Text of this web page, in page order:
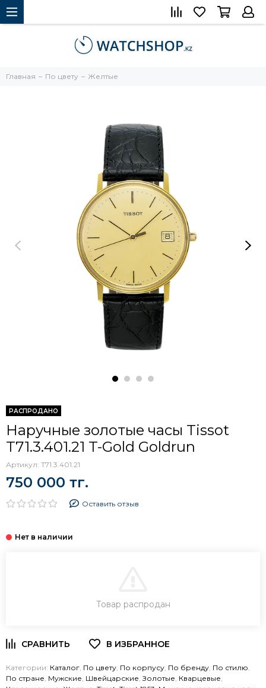
Главная По цвету Желтые
РАСПРОДАНО
Наручные золотые часы Tissot
T71.3.401.21 T-Gold Goldrun
Артикул: T71.3.401.21
750 000 тг.
Оставить отзыв
ЗАКАЗ В ОДИН КЛИК
Товар распродан
Категории: Каталог По цвету По корпусу По бренду По стилю
По стране Мужские Швейцарские ,Золотые Кварцевые